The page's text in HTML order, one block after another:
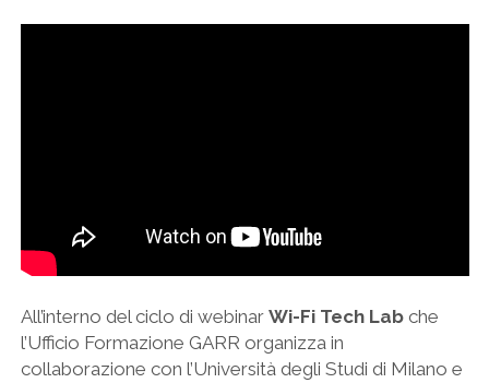
All’interno del ciclo di webinar Wi-Fi Tech Labche
l’Ufficio Formazione GARR organizza in
collaborazione con l’Università degli Studi di Milano e